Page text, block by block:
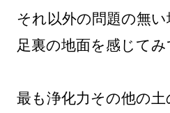
それ以外の問題の無
足裏の地面を感じてみ
最も浄化力その他の